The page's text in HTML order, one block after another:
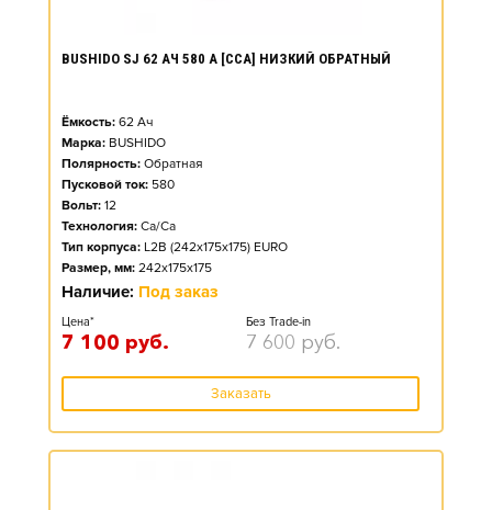
BUSHIDO SJ 62 АЧ 580 А [CCA] НИЗКИЙ ОБРАТНЫЙ
Ёмкость: 62 Ач
Марка: BUSHIDO
Полярность: Обратная
Пусковой ток: 580
Вольт: 12
Технология: Ca/Ca
Тип корпуса: L2B (242x175x175) EURO
Размер, мм: 242x175x175
Наличие: Под заказ
Цена*
7 100 руб.
Без Trade-in
7 600 руб.
Заказать